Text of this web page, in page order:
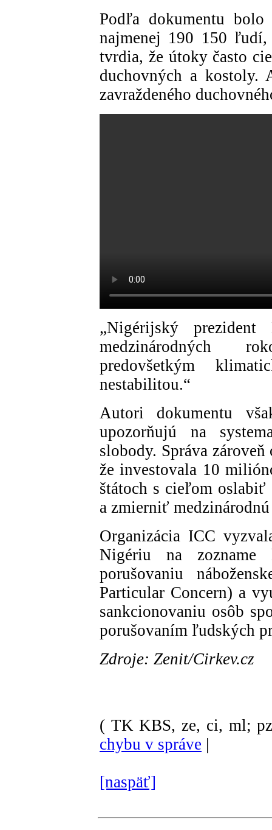
Podľa dokumentu
najmenej 190 150
tvrdia, že útoky často
duchovných a kostoly.
zavraždeného
„Nigérijský
medzinárodných
predovšetkým
nestabilitou.“
Autori dokumentu
upozorňujú na
slobody. Správa
že investovala 10
štátoch s cieľom
a zmierniť
Organizácia ICC
Nigériu na zozname
porušovaniu
Particular Concern) a
sankcionovaniu osôb
porušovaním ľudských
Zdroje: Zenit/Cirkev.cz
( TK KBS, ze, ci, ml;
chybu v správe |
[naspäť]